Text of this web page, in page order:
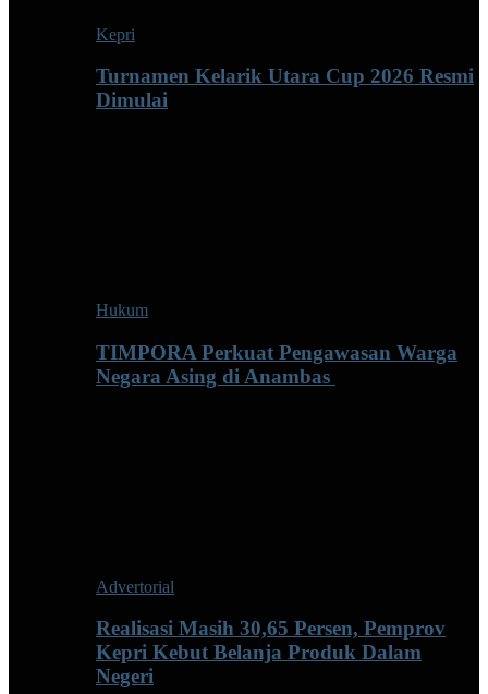
Kepri
Turnamen Kelarik Utara Cup 2026 Resmi
Dimulai
Hukum
TIMPORA Perkuat Pengawasan Warga
Negara Asing di Anambas ‎
Advertorial
Realisasi Masih 30,65 Persen, Pemprov
Kepri Kebut Belanja Produk Dalam
Negeri